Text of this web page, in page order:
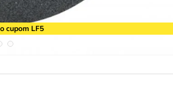
cupom LF5